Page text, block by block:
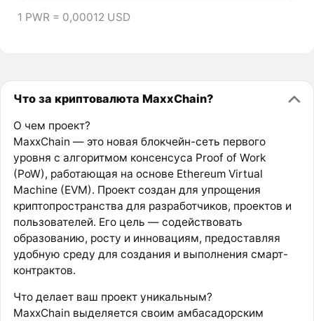
1 PWR = 0,00012 USD
Что за криптовалюта MaxxChain?
О чем проект?
MaxxChain — это новая блокчейн-сеть первого
уровня с алгоритмом консенсуса Proof of Work
(PoW), работающая на основе Ethereum Virtual
Machine (EVM). Проект создан для упрощения
криптопространства для разработчиков, проектов и
пользователей. Его цель — содействовать
образованию, росту и инновациям, предоставляя
удобную среду для создания и выполнения смарт-
контрактов.
Что делает ваш проект уникальным?
MaxxChain выделяется своим амбасадорским